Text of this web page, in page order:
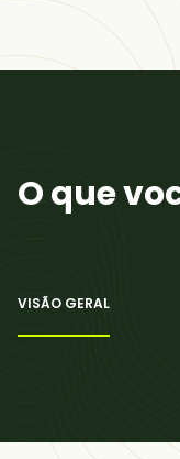
O que
VISÃO GERAL